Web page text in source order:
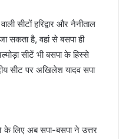
सीटों हरिद्वार और नैनीताल
सकता है, वहां से बसपा ही
सीटें भी बसपा के हिस्से
सीट पर अखिलेश यादव सपा
के लिए अब सपा-बसपा ने उत्तर